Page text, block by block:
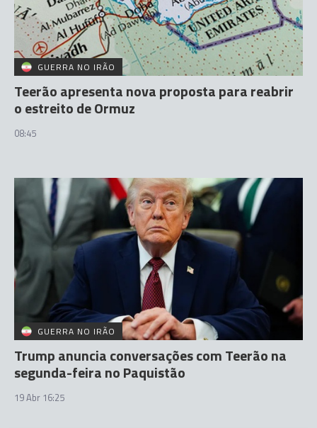
GUERRA NO IRÃO
Teerão apresenta nova proposta para reabrir
o estreito de Ormuz
08:45
GUERRA NO IRÃO
Trump anuncia conversações com Teerão na
segunda-feira no Paquistão
19 Abr 16:25